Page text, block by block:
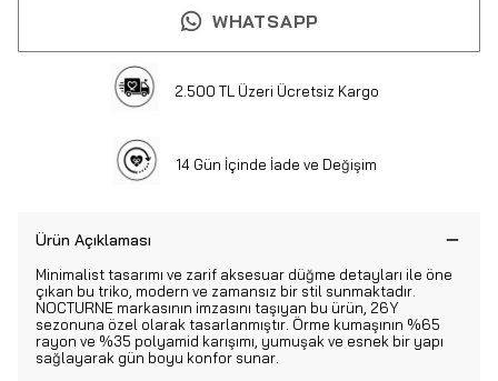
WHATSAPP
2.500 TL Üzeri Ücretsiz Kargo
14 Gün İçinde İade ve Değişim
Ürün Açıklaması
Minimalist tasarımı ve zarif aksesuar düğme detayları ile öne
çıkan bu triko, modern ve zamansız bir stil sunmaktadır.
NOCTURNE markasının imzasını taşıyan bu ürün, 26Y
sezonuna özel olarak tasarlanmıştır. Örme kumaşının %65
rayon ve %35 polyamid karışımı, yumuşak ve esnek bir yapı
sağlayarak gün boyu konfor sunar.